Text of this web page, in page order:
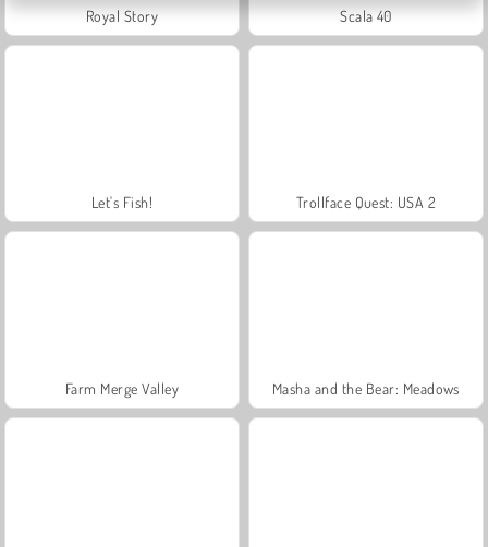
Royal Story Scala 40
Let's Fish! Trollface Quest: USA 2
Farm Merge Valley Masha and the Bear: Meadows